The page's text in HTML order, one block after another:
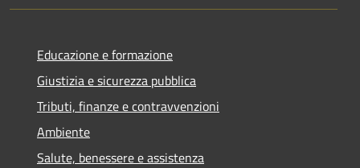
Educazione e formazione
Giustizia e sicurezza pubblica
Tributi, finanze e contravvenzioni
Ambiente
Salute, benessere e assistenza